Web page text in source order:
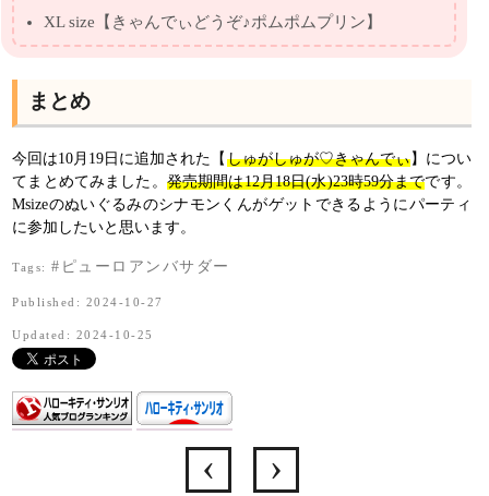
XL size【きゃんでぃどうぞ♪ポムポムプリン】
まとめ
今回は10月19日に追加された【 しゅがしゅが♡きゃんでぃ】につい
てまとめてみました。 発売期間は12月18日(水)23時59分までです。
Msizeのぬいぐるみのシナモンくんがゲットできるようにパーティ
に参加したいと思います。
Tags:#ピューロアンバサダー
Published: 2024-10-27
Updated: 2024-10-25